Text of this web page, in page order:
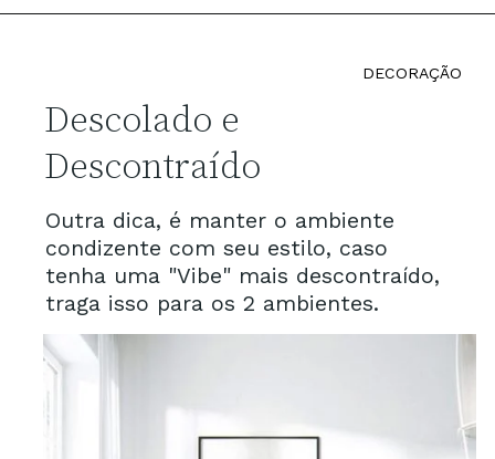
Outra dica, é manter o ambiente
condizente com seu estilo, caso
tenha uma "Vibe" mais descontraído,
traga isso para os 2 ambientes.
Descolado e
Descontraído
DECORAÇÃO